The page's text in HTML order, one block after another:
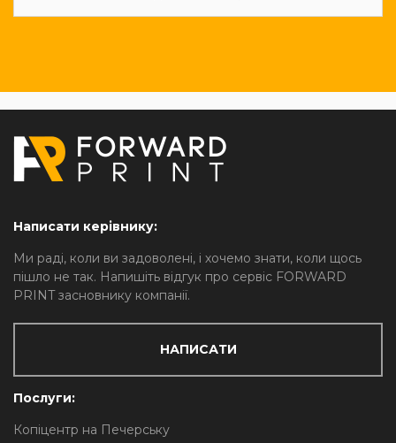
Написати керівнику:
Ми раді, коли ви задоволені, і хочемо знати, коли щось
пішло не так. Напишіть відгук про сервіс FORWARD
PRINT засновнику компанії.
НАПИСАТИ
Послуги:
Копіцентр на Печерську